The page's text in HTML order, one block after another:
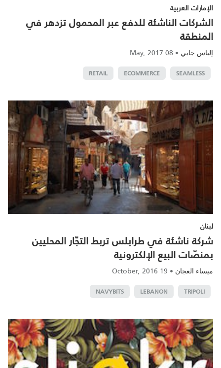
الإمارات العربية
الشركات الناشئة للدفع عبر المحمول تزدهر في
المنطقة
إلياس جابي •
08 May, 2017
SEAMLESS
ECOMMERCE
RETAIL
لبنان
شركة ناشئة في طرابلس تربط التجّار المحليين
بمنصّات البيع الإلكترونية
ميساء العجان •
19 October, 2016
TRIPOLI
LEBANON
NAVYBITS